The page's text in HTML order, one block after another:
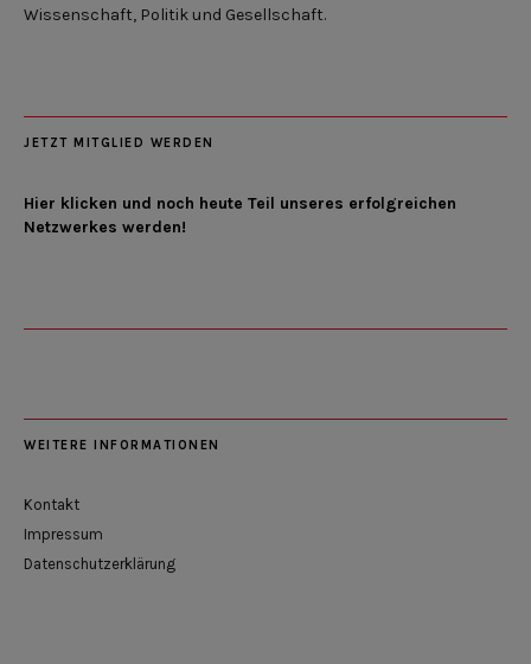
Wissenschaft, Politik und Gesellschaft.
JETZT MITGLIED WERDEN
Hier klicken und noch heute Teil unseres erfolgreichen
Netzwerkes werden!
WEITERE INFORMATIONEN
Kontakt
Impressum
Datenschutzerklärung